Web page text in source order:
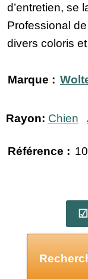
d’entretien, se
Professional
divers coloris
Marque :
Rayon: Chien
Référence :